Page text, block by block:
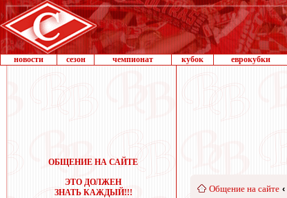
новости сезон чемпионат кубок еврокубки
ОБЩЕНИЕ НА САЙТЕ
ЭТО ДОЛЖЕН
ЗНАТЬ КАЖДЫЙ!!!
Общение на сайте ‹